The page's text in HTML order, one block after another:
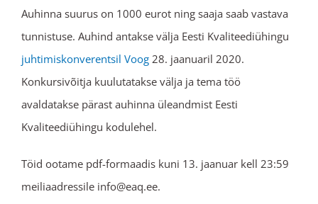
Auhinna suurus on 1000 eurot ning saaja saab vastava
tunnistuse. Auhind antakse välja Eesti Kvaliteediühingu
juhtimiskonverentsil Voog 28. jaanuaril 2020.
Konkursivõitja kuulutatakse välja ja tema töö
avaldatakse pärast auhinna üleandmist Eesti
Kvaliteediühingu kodulehel.
Töid ootame pdf-formaadis kuni 13. jaanuar kell 23:59
meiliaadressile info@eaq.ee.